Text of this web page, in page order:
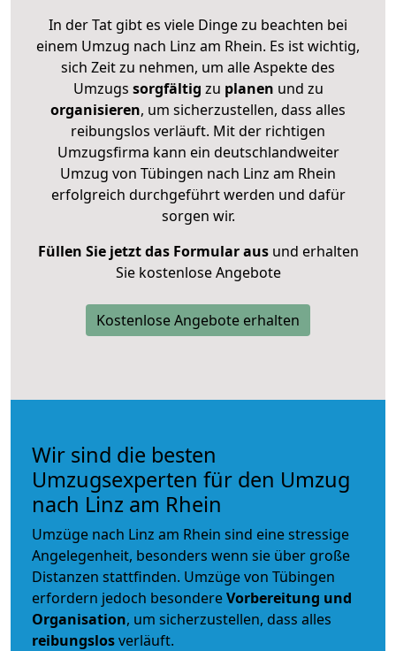
In der Tat gibt es viele Dinge zu beachten bei
einem Umzug nach Linz am Rhein. Es ist wichtig,
sich Zeit zu nehmen, um alle Aspekte des
Umzugs sorgfältig zu planen und zu
organisieren, um sicherzustellen, dass alles
reibungslos verläuft. Mit der richtigen
Umzugsfirma kann ein deutschlandweiter
Umzug von Tübingen nach Linz am Rhein
erfolgreich durchgeführt werden und dafür
sorgen wir.
Füllen Sie jetzt das Formular ausund erhalten
Sie kostenlose Angebote
Kostenlose Angebote erhalten
Wir sind die besten
Umzugsexperten für den Umzug
nach Linz am Rhein
Umzüge nach Linz am Rhein sind eine stressige
Angelegenheit, besonders wenn sie über große
Distanzen stattfinden. Umzüge von Tübingen
erfordern jedoch besondereVorbereitung und
Organisation, um sicherzustellen, dass alles
reibungslosverläuft.